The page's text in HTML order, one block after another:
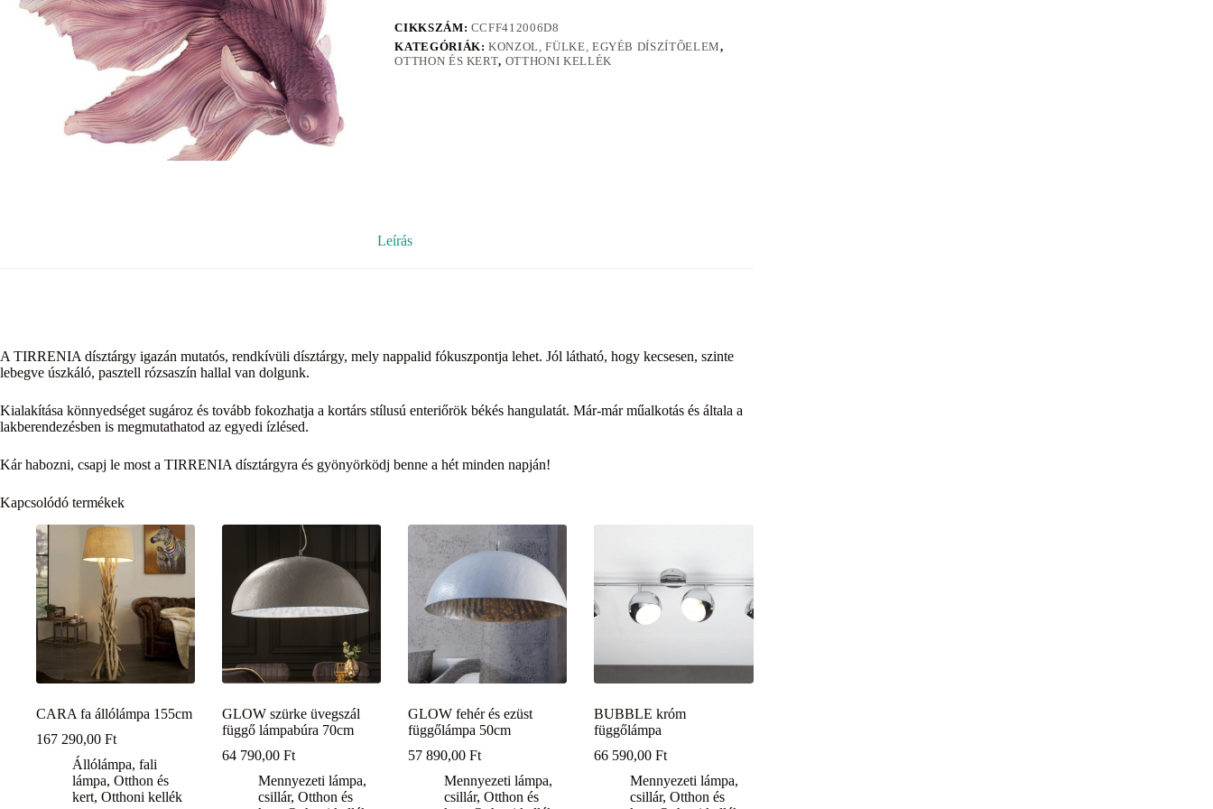
CIKKSZÁM: CCFF412006D8
KATEGÓRIÁK:KONZOL, FÜLKE, EGYÉB DÍSZÍTÕELEM,
OTTHON ÉS KERT, OTTHONI KELLÉK
Leírás
A TIRRENIA dísztárgy igazán mutatós, rendkívüli dísztárgy, mely nappalid fókuszpontja lehet. Jól látható, hogy kecsesen, szinte
lebegve úszkáló, pasztell rózsaszín hallal van dolgunk.
Kialakítása könnyedséget sugároz és tovább fokozhatja a kortárs stílusú enteriőrök békés hangulatát. Már-már műalkotás és általa a
lakberendezésben is megmutathatod az egyedi ízlésed.
Kár habozni, csapj le most a TIRRENIA dísztárgyra és gyönyörködj benne a hét minden napján!
Kapcsolódó termékek
CARA fa állólámpa 155cm
167 290,00 Ft
Állólámpa, fali
lámpa, Otthon és
kert, Otthoni kellék
GLOW szürke üvegszál
függő lámpabúra 70cm
64 790,00Ft
Mennyezeti lámpa,
csillár,Otthon és
GLOW fehér és ezüst
függőlámpa 50cm
57 890,00Ft
Mennyezeti lámpa,
csillár,Otthon és
BUBBLE króm
függőlámpa
66 590,00Ft
Mennyezeti lámpa,
csillár,Otthon és